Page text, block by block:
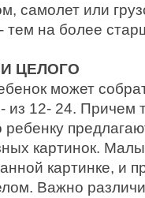
самолет или
тем на более
ЦЕЛОГО
может
из 12- 24. Причем
картинок.
картинке, и
Важно